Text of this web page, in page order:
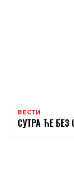
ВЕСТИ
СУТРА ЋЕ